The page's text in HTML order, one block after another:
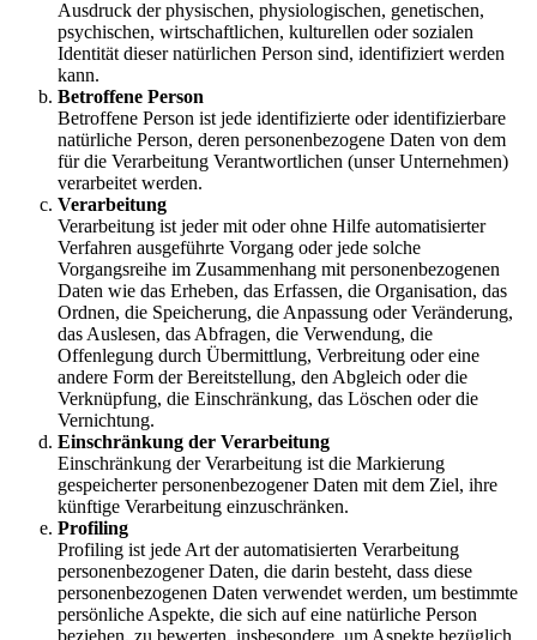
Ausdruck der physischen, physiologischen, genetischen,
psychischen, wirtschaftlichen, kulturellen oder sozialen
Identität dieser natürlichen Person sind, identifiziert werden
kann.
Betroffene Person
Betroffene Person ist jede identifizierte oder identifizierbare
natürliche Person, deren personenbezogene Daten von dem
für die Verarbeitung Verantwortlichen (unser Unternehmen)
verarbeitet werden.
Verarbeitung
Verarbeitung ist jeder mit oder ohne Hilfe automatisierter
Verfahren ausgeführte Vorgang oder jede solche
Vorgangsreihe im Zusammenhang mit personenbezogenen
Daten wie das Erheben, das Erfassen, die Organisation, das
Ordnen, die Speicherung, die Anpassung oder Veränderung,
das Auslesen, das Abfragen, die Verwendung, die
Offenlegung durch Übermittlung, Verbreitung oder eine
andere Form der Bereitstellung, den Abgleich oder die
Verknüpfung, die Einschränkung, das Löschen oder die
Vernichtung.
Einschränkung der Verarbeitung
Einschränkung der Verarbeitung ist die Markierung
gespeicherter personenbezogener Daten mit dem Ziel, ihre
künftige Verarbeitung einzuschränken.
Profiling
Profiling ist jede Art der automatisierten Verarbeitung
personenbezogener Daten, die darin besteht, dass diese
personenbezogenen Daten verwendet werden, um bestimmte
persönliche Aspekte, die sich auf eine natürliche Person